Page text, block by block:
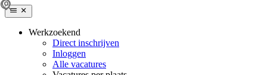
Werkzoekend
Direct inschrijven
Inloggen
Alle vacatures